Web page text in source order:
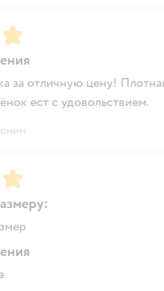
за отличную цену!
ест с удовольствием.